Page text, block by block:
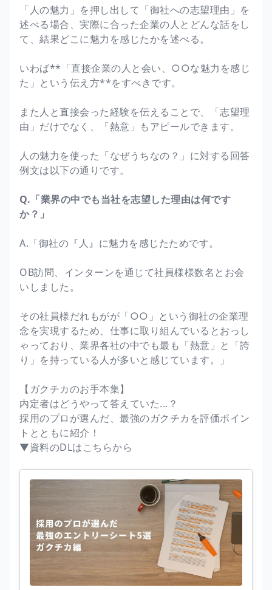
「人の魅力」を押し出して「御社への志望理由」を
述べる場合、実際に合った企業の人とどんな話をし
て、結果どこに魅力を感じたかを述べる。
いわば**「直接企業の人と会い、○○な魅力を感じ
た」という伝え方**をすべきです。
また人と直接会った経験を伝えることで、「志望理
由」だけでなく、「熱意」もアピールできます。
人の魅力を使った「なぜうちなの？」に対する回答
例文は以下の通りです。
Q.「業界の中でも当社を志望した理由は何です
か？」
A.「御社の『人』に魅力を感じたためです。
OB訪問、インターンを通じて社員様様数名とお会
いしました。
その社員様だれもがが「○○」という御社の企業理
念を実現するため、仕事に取り組んでいるとおっし
ゃっており、業界各社の中でも最も「熱意」と「誇
り」を持っている人が多いと感じています。」
【ガクチカのお手本集】
内定者はどうやって答えていた...？
採用のプロが選んだ、最強のガクチカを評価ポイン
トとともに紹介！
▼資料のDLはこちらから